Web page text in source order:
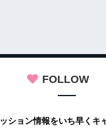
FOLLOW
ション情報をいち早くキ